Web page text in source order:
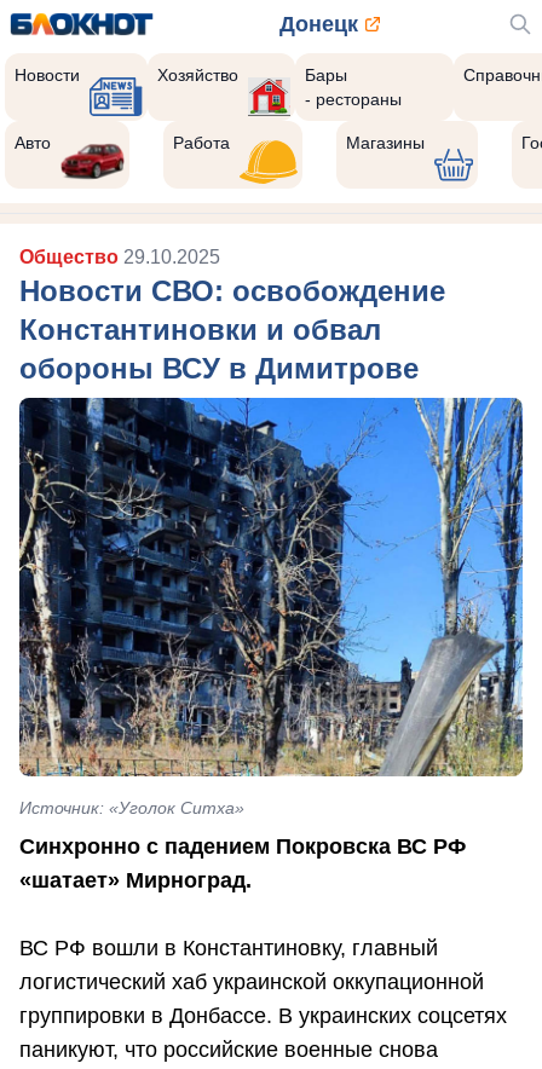
Донецк
Новости Хозяйство
Бары
- рестораны
Авто Работа Магазины
Общество 29.10.2025
Новости СВО: освобождение
Константиновки и обвал
обороны ВСУ в Димитрове
Источник: «Уголок Ситха»
Синхронно с падением Покровска ВС РФ
«шатает» Мирноград.
ВС РФ вошли в Константиновку, главный
логистический хаб украинской оккупационной
группировки в Донбассе. В украинских соцсетях
паникуют, что российские военные снова